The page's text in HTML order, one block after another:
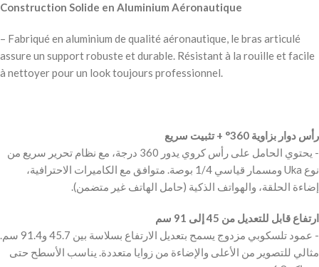
Construction Solide en Aluminium Aéronautique
– Fabriqué en aluminium de qualité aéronautique, le bras articulé
assure un support robuste et durable. Résistant à la rouille et facile
à nettoyer pour un look toujours professionnel.
رأس دوار بزاوية 360° + تثبيت سريع
‫- يحتوي الحامل على رأس كروي يدور 360 درجة، مع نظام تحرير سريع من
نوع Uka ومسمار قياسي 1/4 بوصة. متوافق مع الكاميرات الاحترافية،
ارتفاع قابل للتعديل من 45 إلى 91 سم
‫- عمود تلسكوبي مزدوج يسمح بتعديل الارتفاع بسلاسة بين 45.7 و91.4 سم.
مثالي للتصوير من الأعلى والإضاءة من زوايا متعددة. يناسب الأسطح حتى